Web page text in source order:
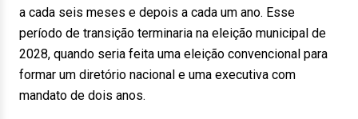
a cada seis meses e depois a cada um ano. Esse
período de transição terminaria na eleição municipal de
2028, quando seria feita uma eleição convencional para
formar um diretório nacional e uma executiva com
mandato de dois anos.